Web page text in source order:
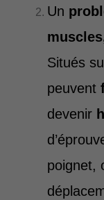
Un
Situés
peuvent
devenir
poignet,